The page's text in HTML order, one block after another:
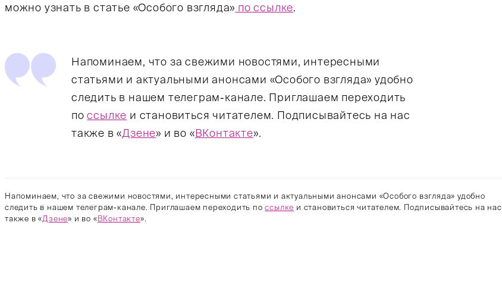
можно узнать в статье «Особого взгляда» по ссылке.
Напоминаем, что за свежими новостями, интересными
статьями и актуальными анонсами «Особого взгляда» удобно
следить в нашем телеграм-канале. Приглашаем переходить
поссылке и становиться читателем. Подписывайтесь на нас
также в «Дзене» и во «ВКонтакте».
Напоминаем, что за свежими новостями, интересными статьями и актуальными анонсами «Особого взгляда» удобно
следить в нашем телеграм-канале. Приглашаем переходить поссылке и становиться читателем. Подписывайтесь на нас
также в «Дзене» и во « ВКонтакте».